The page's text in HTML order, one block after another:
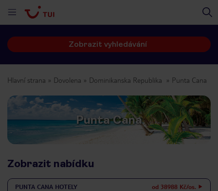
Zobrazit vyhledávání
Hlavní strana Dovolena Dominikanska Republika Punta Cana
Punta Cana
Zobrazit nabídku
PUNTA CANA HOTELY od 38988 Kč/os.